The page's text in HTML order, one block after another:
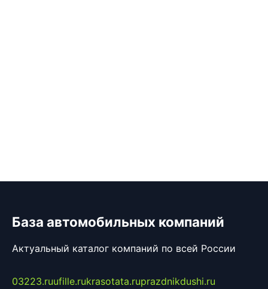
База автомобильных компаний
Актуальный каталог компаний по всей России
03223.ruufille.rukrasotata.ruprazdnikdushi.ru